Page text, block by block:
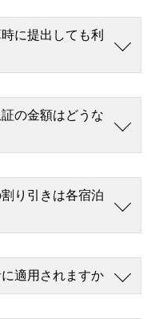
に提出しても利
の金額はどうな
り引きは各宿泊
適用されますか